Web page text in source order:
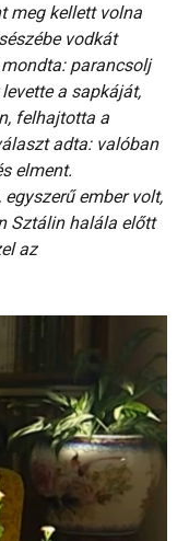
meg kellett volna
vodkát
parancsolj
a sapkáját,
felhajtotta a
adta: valóban
elment.
ember volt,
Sztálin halála előtt
az